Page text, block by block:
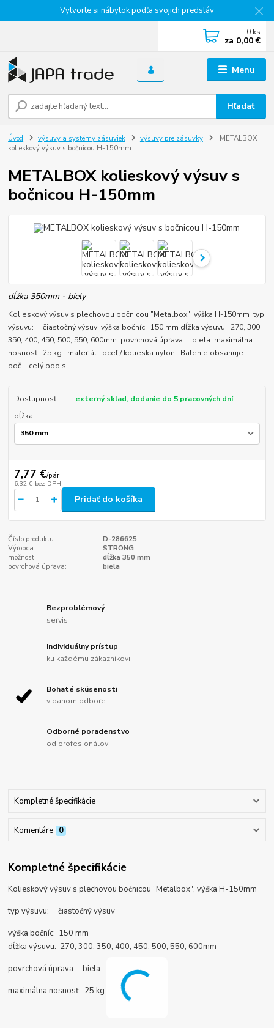
Vytvorte si nábytok podľa svojich predstáv
Menu
Hľadať
0 ks
za 0,00 €
Úvod výsuvy a systémy zásuviek výsuvy pre zásuvky
METALBOX
kolieskový výsuv s bočnicou H-150mm
METALBOX kolieskový výsuv s
bočnicou H-150mm
dĺžka 350mm - biely
Kolieskový výsuv s plechovou bočnicou "Metalbox", výška H-150mm typ
výsuvu: čiastočný výsuv výška bočníc: 150 mm dĺžka výsuvu: 270, 300,
350, 400, 450, 500, 550, 600mm povrchová úprava: biela maximálna
nosnosť: 25 kg materiál: oceľ / kolieska nylon Balenie obsahuje:
boč... celý popis
Dostupnosť
externý sklad, dodanie do 5 pracovných dní
dĺžka:
7,77 €/pár
6,32 € bez DPH
Pridať do košíka
Číslo produktu:
D-286625
Výrobca:
STRONG
možnosti:
dĺžka 350 mm
povrchová úprava:
biela
Bezproblémový
servis
Individuálny prístup
ku každému zákazníkovi
Bohaté skúsenosti
v danom odbore
Odborné poradenstvo
od profesionálov
Kompletné špecifikácie
Komentáre 0
Kompletné špecifikácie
Kolieskový výsuv s plechovou bočnicou "Metalbox", výška H-150mm
typ výsuvu: čiastočný výsuv
výška bočníc: 150 mm
dĺžka výsuvu: 270, 300, 350, 400, 450, 500, 550, 600mm
povrchová úprava: biela
maximálna nosnosť: 25 kg